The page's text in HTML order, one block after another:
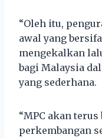
“Oleh itu,
awal yang
mengekalkan
bagi Malaysia
yang sederhana.
“MPC akan
perkembangan